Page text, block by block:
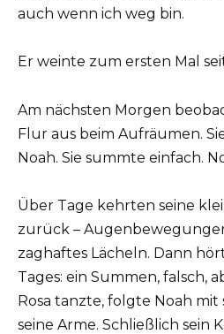
auch wenn ich weg bin.
Er weinte zum ersten Mal
Am nächsten Morgen
Flur aus beim Aufräumen.
Noah. Sie summte einfach.
Über Tage kehrten seine
zurück –
zaghaftes Lächeln. Dann
Tages: ein Summen, falsch,
Rosa tanzte, folgte Noah mit
seine Arme. Schließlich sein